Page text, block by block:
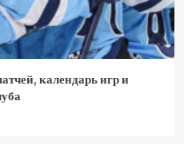
календарь игр и